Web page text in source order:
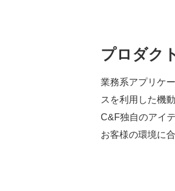
プロダク
業務系アプリケ
スを利用した機
C&F独自のアイ
お客様の環境に